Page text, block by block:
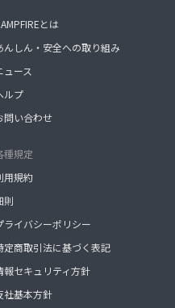
とは
んしん・安全への取り組み
ュース
ルプ
問い合わせ
種規定
用規約
則
ライバシーポリシー
定商取引法に基づく表記
報セキュリティ方針
社基本方針